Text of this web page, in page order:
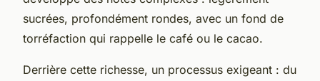
sucrées, profondément rondes, avec un fond de
torréfaction qui rappelle le café ou le cacao.
Derrière cette richesse, un processus exigeant : du